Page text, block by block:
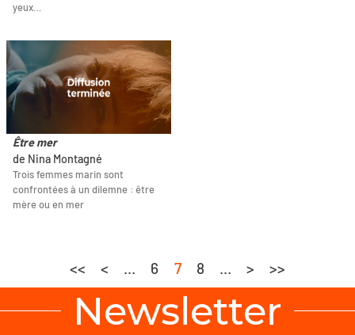
yeux…
Être mer
de Nina Montagné
Trois femmes marin sont
confrontées à un dilemne : être
mère ou en mer
<< < ... 6 7 8 ... > >>
Newsletter